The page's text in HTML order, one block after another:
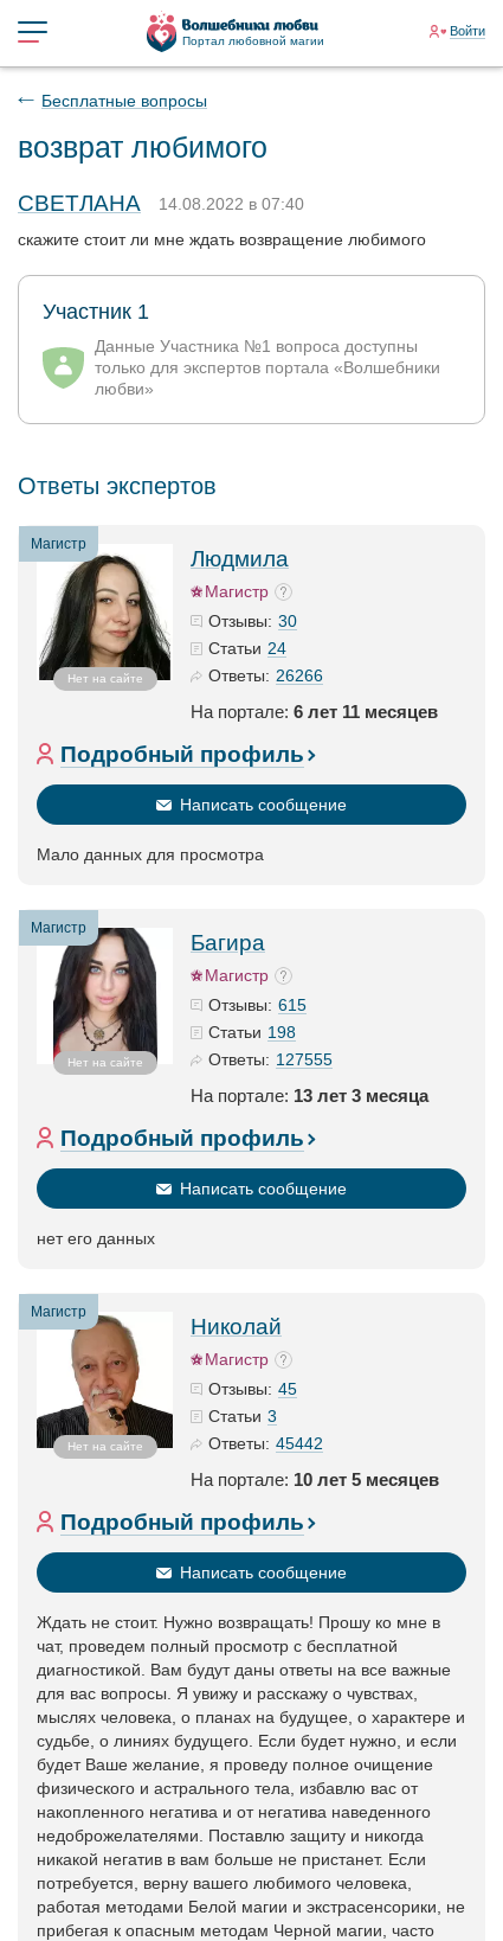
Портал любовной магии
Войти
Бесплатные вопросы
возврат любимого
СВЕТЛАНА
14.08.2022 в 07:40
скажите стоит ли мне ждать возвращение любимого
Участник 1
Данные Участника №1 вопроса доступны
только для экспертов портала «Волшебники
любви»
Ответы экспертов
Магистр
Нет на сайте
Людмила
Магистр
Отзывы: 30
Статьи 24
Ответы: 26266
На портале: 6 лет 11 месяцев
Подробный профиль
Написать сообщение
Мало данных для просмотра
Магистр
Нет на сайте
Багира
Магистр
Отзывы: 615
Статьи 198
Ответы: 127555
На портале: 13 лет 3 месяца
Подробный профиль
Написать сообщение
нет его данных
Магистр
Нет на сайте
Николай
Магистр
Отзывы: 45
Статьи 3
Ответы: 45442
На портале: 10 лет 5 месяцев
Подробный профиль
Написать сообщение
Ждать не стоит. Нужно возвращать! Прошу ко мне в
чат, проведем полный просмотр с бесплатной
диагностикой. Вам будут даны ответы на все важные
для вас вопросы. Я увижу и расскажу о чувствах,
мыслях человека, о планах на будущее, о характере и
судьбе, о линиях будущего. Если будет нужно, и если
будет Ваше желание, я проведу полное очищение
физического и астрального тела, избавлю вас от
накопленного негатива и от негатива наведенного
недоброжелателями. Поставлю защиту и никогда
никакой негатив в вам больше не пристанет. Если
потребуется, верну вашего любимого человека,
работая методами Белой магии и экстрасенсорики, не
прибегая к опасным методам Черной магии, часто